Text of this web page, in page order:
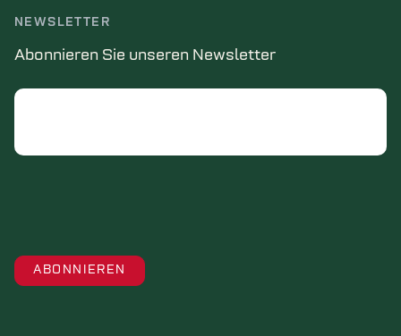
NEWSLETTER
Abonnieren Sie unseren Newsletter
Email